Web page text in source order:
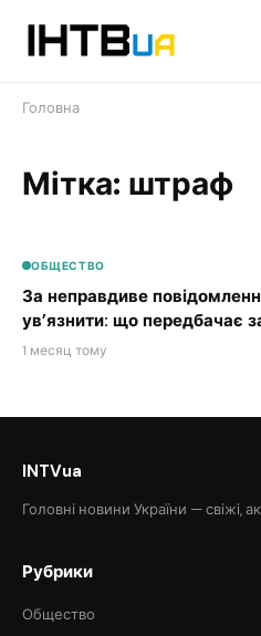
Головна
Мітка: штраф
ОБЩЕСТВО
За неправдиве
ув’язнити: що передбачає
1 месяц тому
INTVua
Головні новини України — свіжі,
Рубрики
Общество